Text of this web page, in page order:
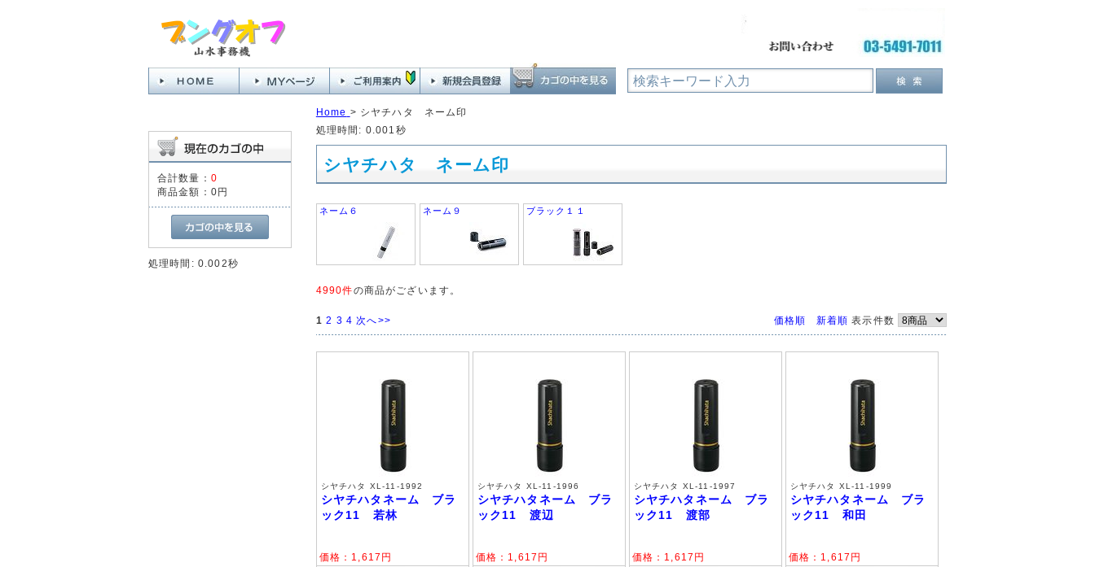
合計数量： 0
商品金額： 0円
処理時間: 0.002秒
Home > シヤチハタ ネーム印
処理時間: 0.001秒
シヤチハタ ネーム印
ネーム６ ネーム９ ブラック１１
4990件の商品がございます。
価格順 新着順 表示件数
1 2 3 4 次へ>>
シヤチハタ XL-11-1992
シヤチハタネーム ブラ
ック11 若林
価格： 1,617 円
シヤチハタ XL-11-1996
シヤチハタネーム ブラ
ック11 渡辺
価格： 1,617 円
シヤチハタ XL-11-1997
シヤチハタネーム ブラ
ック11 渡部
価格： 1,617 円
シヤチハタ XL-11-1999
シヤチハタネーム ブラ
ック11 和田
価格： 1,617 円